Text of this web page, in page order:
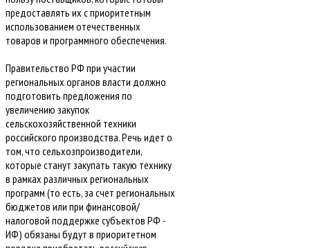
предоставлять их с приоритетным
использованием отечественных
товаров и программного обеспечения.
Правительство РФ при участии
региональных органов власти должно
подготовить предложения по
увеличению закупок
сельскохозяйственной техники
российского производства. Речь идет о
том, что сельхозпроизводители,
которые станут закупать такую технику
в рамках различных региональных
программ (то есть, за счет региональных
бюджетов или при финансовой/
налоговой поддержке субъектов РФ -
ИФ) обязаны будут в приоритетном